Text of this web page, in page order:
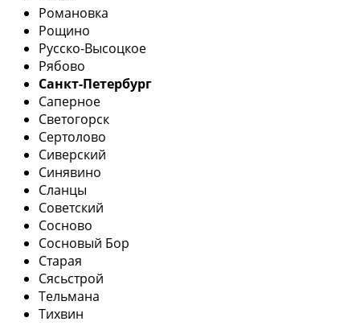
Романовка
Рощино
Русско-Высоцкое
Рябово
Санкт-Петербург
Саперное
Светогорск
Сертолово
Сиверский
Синявино
Сланцы
Советский
Сосново
Сосновый Бор
Старая
Сясьстрой
Тельмана
Тихвин